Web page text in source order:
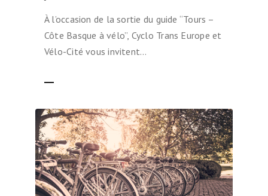
À l’occasion de la sortie du guide “Tours –
Côte Basque à vélo”, Cyclo Trans Europe et
Vélo-Cité vous invitent…